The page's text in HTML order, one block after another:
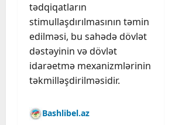
tədqiqatların
stimullaşdırılmasının təmin
edilməsi, bu sahədə dövlət
dəstəyinin və dövlət
idarəetmə mexanizmlərinin
təkmilləşdirilməsidir.
Bashlibel.az